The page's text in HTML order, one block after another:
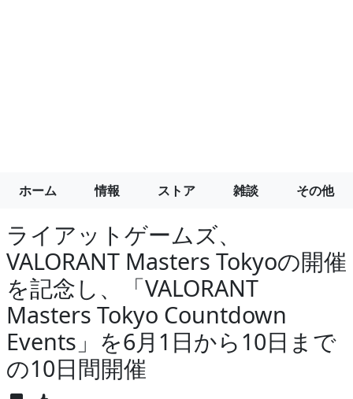
ホーム 情報 ストア 雑談 その他
ライアットゲームズ、
VALORANT Masters Tokyoの開催
を記念し、「VALORANT
Masters Tokyo Countdown
Events」を6月1日から10日まで
の10日間開催